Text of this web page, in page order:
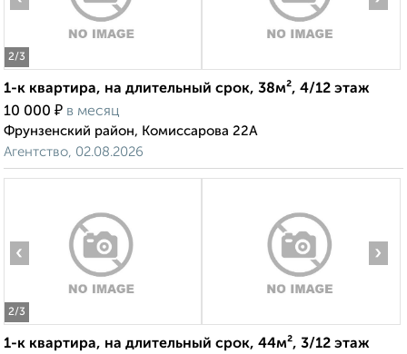
2/3
1-к квартира, на длительный срок, 38м², 4/12 этаж
10 000 ₽ в месяц
Фрунзенский район, Комиссарова 22А
Агентство, 02.08.2026
2/3
‹ ›
1-к квартира, на длительный срок, 44м², 3/12 этаж